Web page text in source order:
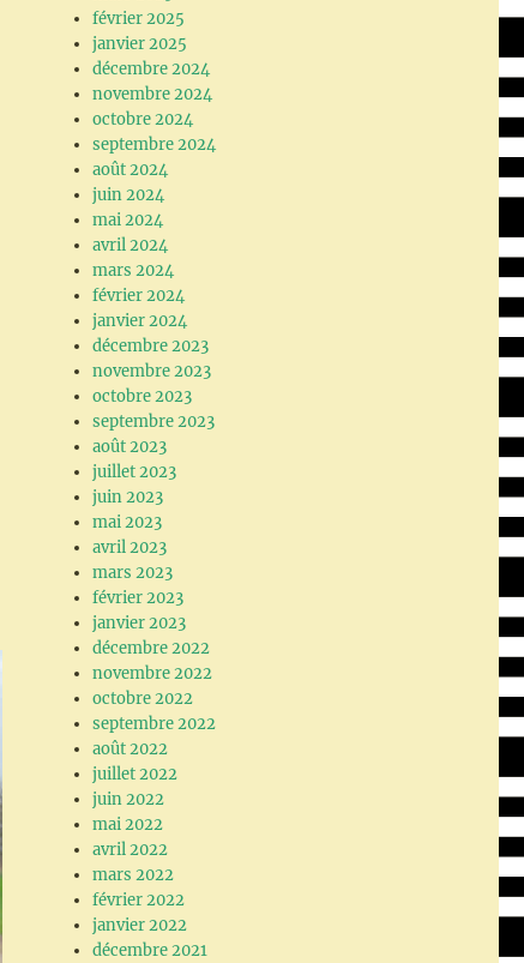
février 2025
janvier 2025
décembre 2024
novembre 2024
octobre 2024
septembre 2024
août 2024
juin 2024
mai 2024
avril 2024
mars 2024
février 2024
janvier 2024
décembre 2023
novembre 2023
octobre 2023
septembre 2023
août 2023
juillet 2023
juin 2023
mai 2023
avril 2023
mars 2023
février 2023
janvier 2023
décembre 2022
novembre 2022
octobre 2022
septembre 2022
août 2022
juillet 2022
juin 2022
mai 2022
avril 2022
mars 2022
février 2022
janvier 2022
décembre 2021